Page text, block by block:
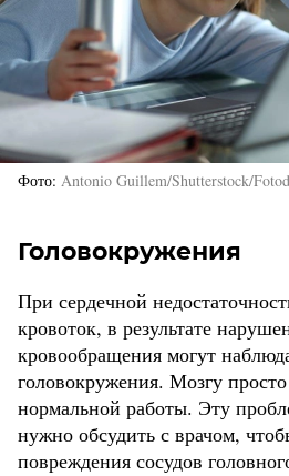
Фото Antonio Guillem/Shutterstock/
Головокружения
При сердечной
кровоток, в результате
кровообращения могут
головокружения. Мозгу
нормальной работы. Эту
нужно обсудить с врачом,
повреждения сосудов